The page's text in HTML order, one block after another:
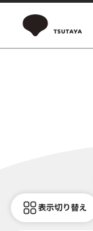
表示切り替え